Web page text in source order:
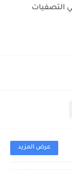
التصفيات
عرض المزيد